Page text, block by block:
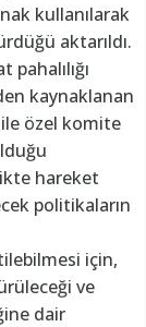
kullanılarak
aktarıldı.
kaynaklanan
özel komite
hareket
politikaların
için,
ve
dair